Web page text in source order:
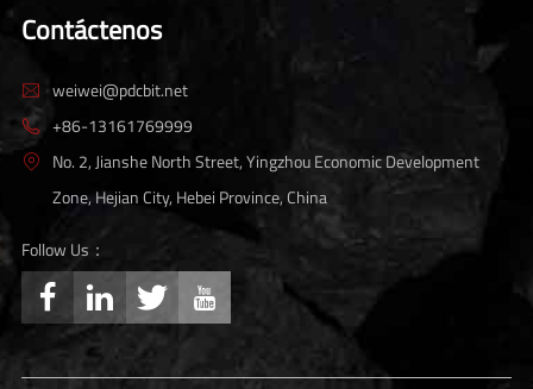
Contáctenos
 weiwei@pdcbit.net
 +86-13161769999

No. 2, Jianshe North Street, Yingzhou Economic Development
Zone, Hejian City, Hebei Province, China
Follow Us：
   